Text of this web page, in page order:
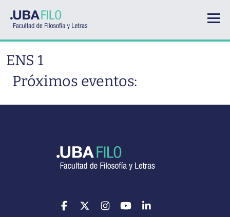
ENS 1
Próximos eventos: